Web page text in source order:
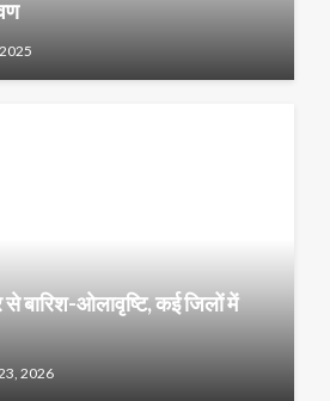
बारिश-ओलावृष्टि, कई जिलों में
2026